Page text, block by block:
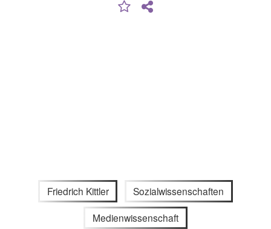
Friedrich Kittler Sozialwissenschaften
Medienwissenschaft